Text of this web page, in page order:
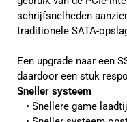
schrijfsnelheden
traditionele SATA-
Een upgrade naar een
daardoor een stuk
Sneller systeem
Snellere game